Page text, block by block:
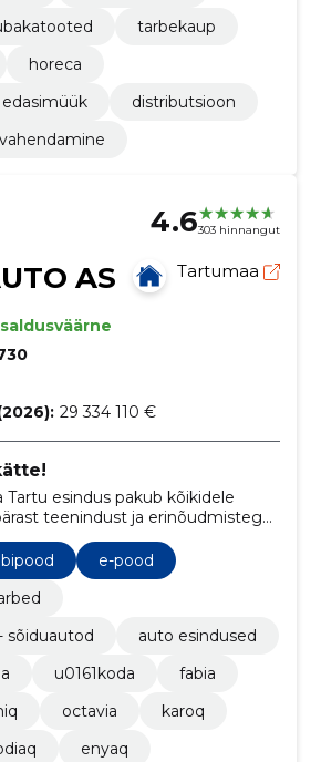
tarbekaup
horeca
distributsioon
4.6303 hinnangut
AS Tartumaa
29 334 110 €
Tartu esindus pakub kõikidele
teenindust ja erinõudmistega
ning tule proovisõidule, et näha
Škoda kogemust!
e-pood
sõiduautod
auto esindused
u0161koda
fabia
octavia
karoq
enyaq